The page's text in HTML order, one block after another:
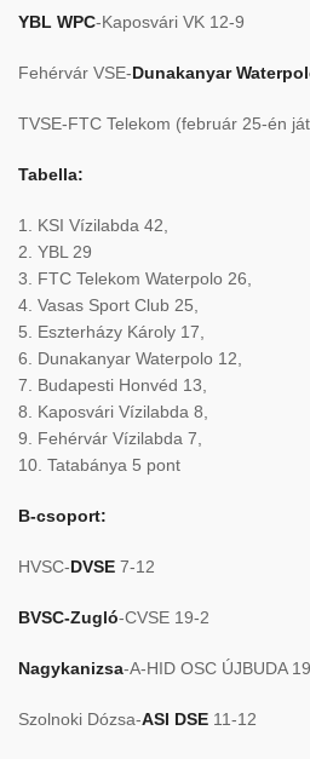
YBL WPC-Kaposvári VK 12-9
Fehérvár VSE-Dunakanyar
TVSE-FTC Telekom (február 25-én
Tabella:
1. KSI Vízilabda 42,
2. YBL 29
3. FTC Telekom Waterpolo 26,
4. Vasas Sport Club 25,
5. Eszterházy Károly 17,
6. Dunakanyar Waterpolo 12,
7. Budapesti Honvéd 13,
8. Kaposvári Vízilabda 8,
9. Fehérvár Vízilabda 7,
10. Tatabánya 5 pont
B-csoport:
HVSC-DVSE 7-12
BVSC-Zugló-CVSE 19-2
Nagykanizsa-A-HID OSC ÚJBUDA
Szolnoki Dózsa-ASI DSE 11-12